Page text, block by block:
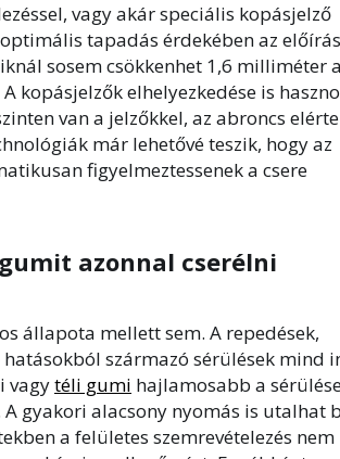
vagy akár speciális kopásjelző
tapadás érdekében az
sosem csökkenhet 1,6 milliméter
kopásjelzők elhelyezkedése is
van a jelzőkkel, az abroncs elérte
már lehetővé teszik, hogy az
figyelmeztessenek a csere
azonnal cserélni
állapota mellett sem. A repedések,
származó sérülések mind
vagytéli gumi hajlamosabb a
gyakori alacsony nyomás is utalhat
a felületes szemrevételezés nem